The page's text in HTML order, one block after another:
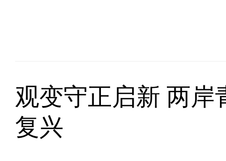
观变守正启新 两岸
复兴